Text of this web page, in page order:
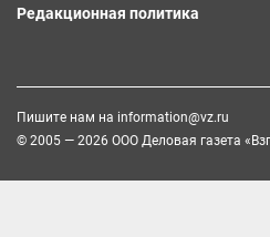
Редакционная политика
Пишите нам на information@vz.ru
© 2005 — 2026 ООО Деловая газета